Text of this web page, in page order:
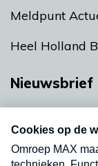
Meldpunt
Heel Holland
Nieuwsbrief
nieuwsbrief.
uw mailbox.